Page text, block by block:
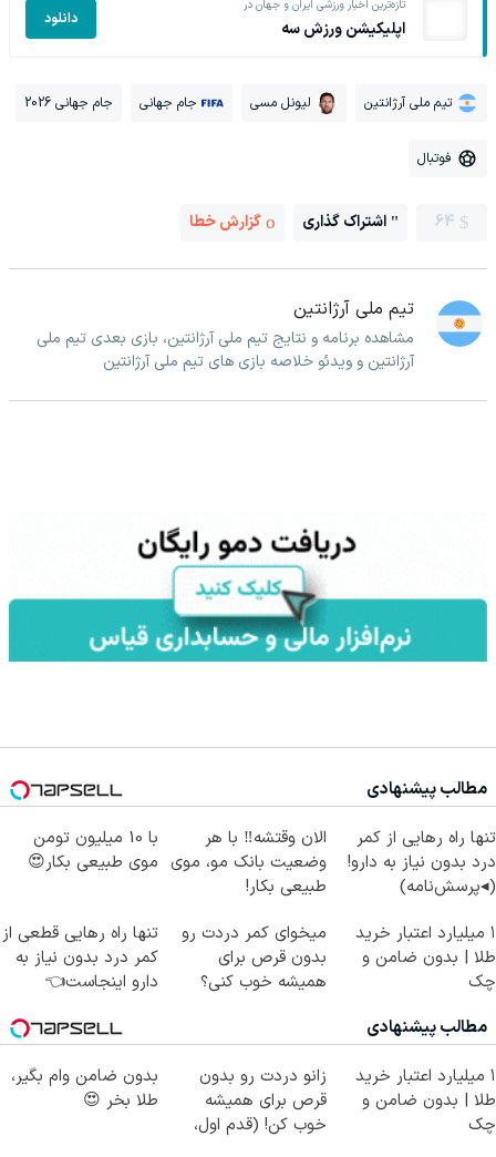
تازه‌ترین اخبار ورزشی ایران و جهان در
اپلیکیشن ورزش سه دانلود
تیم ملی آرژانتین لیونل مسی جام جهانی جام جهانی 2026
فوتبال
64 اشتراک گذاری گزارش خطا
تیم ملی آرژانتین
مشاهده برنامه و نتایج تیم ملی آرژانتین، بازی بعدی تیم ملی
آرژانتین و ویدئو خلاصه بازی های تیم ملی آرژانتین
مطالب پیشنهادی
تنها راه رهایی از کمر
درد بدون نیاز به دارو!
(◂پرسش‌نامه)
الان وقتشه‼️ با هر
وضعیت بانک مو، موی
طبیعی بکار!
با 10 میلیون تومن
موی طبیعی بکار😍
۱ میلیارد اعتبار خرید
طلا | بدون ضامن و
چک
میخوای کمر دردت رو
بدون قرص برای
همیشه خوب کنی؟
تنها راه رهایی قطعی از
کمر درد بدون نیاز به
دارو اینجاست👈
مطالب پیشنهادی
۱ میلیارد اعتبار خرید
طلا | بدون ضامن و
چک
زانو دردت رو بدون
قرص برای همیشه
خوب کن! (قدم اول،
بدون ضامن وام بگیر،
طلا بخر 😍